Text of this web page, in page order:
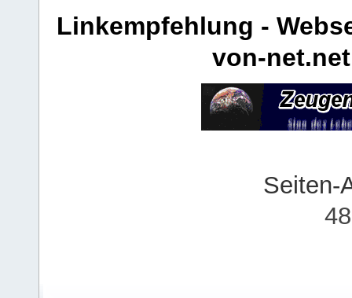
Linkempfehlung -
von-net.net
Seiten-